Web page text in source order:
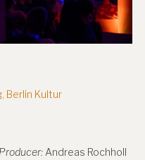
Berlin Kultur
Andreas Rochholl